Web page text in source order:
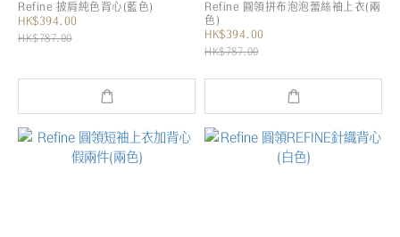
Refine 披肩純色背心(藍色)
HK$394.00
HK$787.00
Refine 圓領拼布泡泡蕾絲袖上衣(兩
色)
HK$394.00
HK$787.00